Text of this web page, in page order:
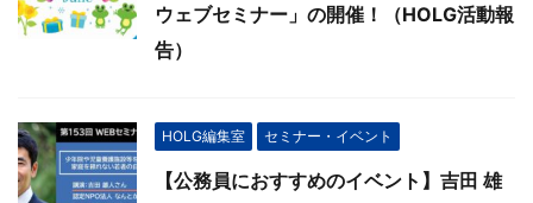
ウェブセミナー」の開催！（HOLG活動報
告）
HOLG編集室 セミナー・イベント
【公務員におすすめのイベント】吉田 雄